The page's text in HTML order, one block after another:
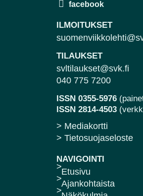
ILMOITUKSET
TILAUKSET
svltilaukset@svk.fi
040 775 7200
ISSN 0355-5976
ISSN 2814-4503
> Mediakortti
> Tietosuojaseloste
NAVIGOINTI
Etusivu
Ajankohtaista